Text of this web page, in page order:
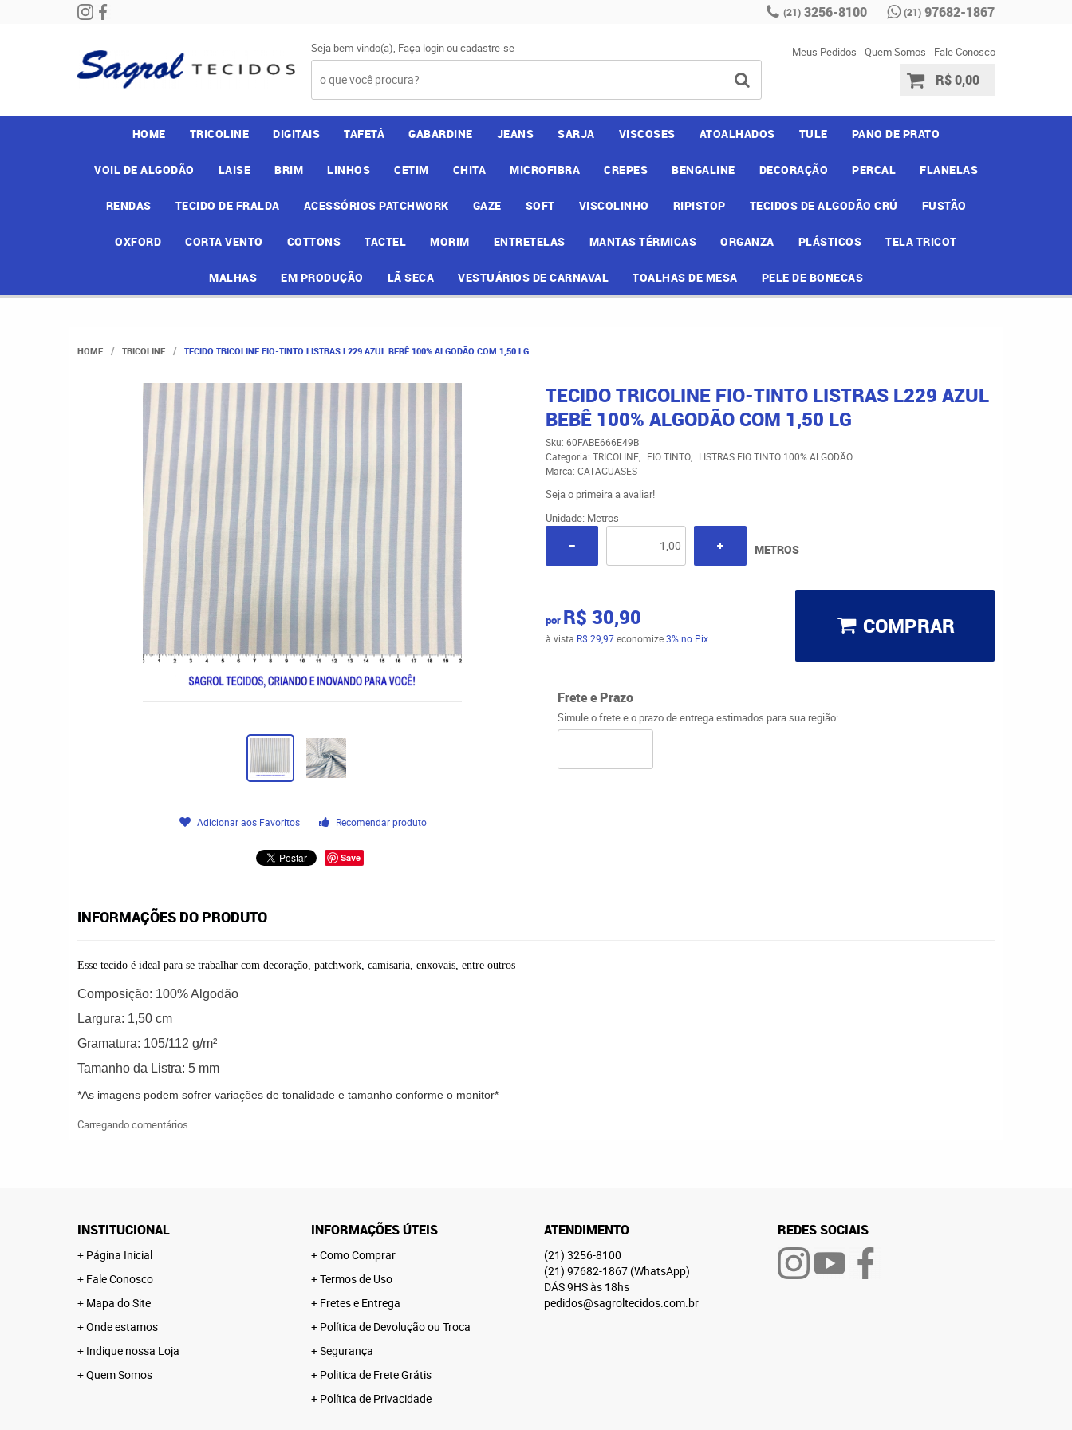
(21) 3256-8100 (21) 97682-1867
Seja bem-vindo(a), Faça loginoucadastre-se Meus Pedidos Quem Somos Fale Conosco
R$ 0,00
HOME TRICOLINE DIGITAIS TAFETÁ GABARDINE JEANS SARJA VISCOSES ATOALHADOS TULE PANO DE PRATO
VOIL DE ALGODÃO LAISE BRIM LINHOS CETIM CHITA MICROFIBRA CREPES BENGALINE DECORAÇÃO PERCAL FLANELAS
RENDAS TECIDO DE FRALDA ACESSÓRIOS PATCHWORK GAZE SOFT VISCOLINHO RIPISTOP TECIDOS DE ALGODÃO CRÚ FUSTÃO
OXFORD CORTA VENTO COTTONS TACTEL MORIM ENTRETELAS MANTAS TÉRMICAS ORGANZA PLÁSTICOS TELA TRICOT
MALHAS EM PRODUÇÃO LÃ SECA VESTUÁRIOS DE CARNAVAL TOALHAS DE MESA PELE DE BONECAS
HOME TRICOLINE TECIDO TRICOLINE FIO-TINTO LISTRAS L229 AZUL BEBÊ 100% ALGODÃO COM 1,50 LG
Adicionar aos Favoritos Recomendar produto
Save
TECIDO TRICOLINE FIO-TINTO LISTRAS L229 AZUL
BEBÊ 100% ALGODÃO COM 1,50 LG
Sku: 60FABE666E49B
Categoria: TRICOLINE FIO TINTO
LISTRAS FIO TINTO 100% ALGODÃO
Marca: CATAGUASES
Seja o primeira a avaliar!
Unidade: Metros
METROS
por R$ 30,90
à vista R$ 29,97economize3% no Pix COMPRAR
Frete e Prazo
Simule o frete e o prazo de entrega estimados para sua região:
INFORMAÇÕES DO PRODUTO
Esse tecido é ideal para se trabalhar com decoração, patchwork, camisaria, enxovais, entre outros
Composição: 100% Algodão
Largura: 1,50 cm
Gramatura: 105/112 g/m²
Tamanho da Listra: 5 mm
*As imagens podem sofrer variações de tonalidade e tamanho conforme o monitor*
Carregando comentários ...
INSTITUCIONAL
Página Inicial
Fale Conosco
Mapa do Site
Onde estamos
Indique nossa Loja
Quem Somos
INFORMAÇÕES ÚTEIS
Como Comprar
Termos de Uso
Fretes e Entrega
Política de Devolução ou Troca
Segurança
Politica de Frete Grátis
Política de Privacidade
ATENDIMENTO
(21) 3256-8100
(21) 97682-1867 (WhatsApp)
DÁS 9HS às 18hs
pedidos@sagroltecidos.com.br
REDES SOCIAIS